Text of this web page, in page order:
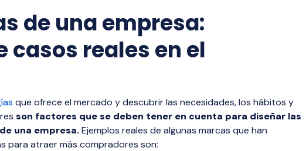
de una empresa:
casos reales en el
que ofrece el mercado y descubrir las necesidades, los hábitos y
son factores que se deben tener en cuenta para diseñar las
una empresa.Ejemplos reales de algunas marcas que han
para atraer más compradores son: